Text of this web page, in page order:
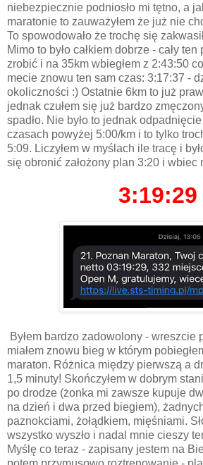
niebezpiecznie podniosło mi tętno, a
maratonie to zauważyłem że już nie
To spowodowało że trochę się
Mimo to było całkiem dobrze - cały
zrobić i na 35km wbiegłem z 2:43:50
mecie znowu ten sam czas: 3:17:37 -
okoliczności :) Ostatnie 6km to już
jednak czułem się już bardzo
spadło. Nie było to jednak
czasach powyżej 5:00/km i to tylko
5:09. Liczyłem w myślach ile tracę i
się obronić założony plan 3:20 i wbiec
3:19:29
Byłem bardzo zadowolony - wreszcie
miałem znowu bieg w którym
maraton. Różnica między pierwszą a
1,5 minuty! Skończyłem w dobrym
po drodze (żonka mi zawsze kupuje
na dzień i dwa przed biegiem),
paznokciami, żołądkiem, mięśniami.
wszystko wyszło i nadal mnie cieszy
Myślę co teraz - zapisany jestem na